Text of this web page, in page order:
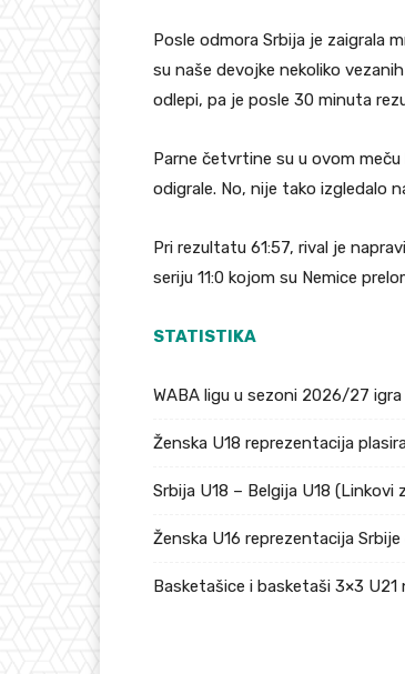
Posle odmora Srbija je zaigrala
su naše devojke nekoliko
odlepi, pa je posle 30 minuta
Parne četvrtine su u ovom
odigrale. No, nije tako izgledalo
Pri rezultatu 61:57, rival je
seriju 11:0 kojom su Nemice
STATISTIKA
WABA ligu u sezoni 2026/27
Ženska U18 reprezentacija
Srbija U18 – Belgija U18 (Linkovi
Ženska U16 reprezentacija
Basketašice i basketaši 3×3